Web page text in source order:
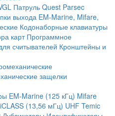
Патруль Quest Parsec
выхода EM-Marine, Mifare,
Кодонаборные клавиатуры
карт Программное
считывателей Кронштейны и
защелки
EM-Marine (125 кГц) Mifare
(13,56 мГц) UHF Temic